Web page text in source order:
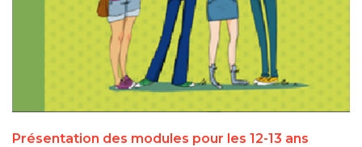
Présentation des modules pour les 12-13 ans